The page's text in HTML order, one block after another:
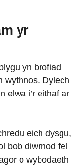
yr
yn brofiad
wythnos. Dylech
elwa i’r eithaf ar
eich dysgu,
bob diwrnod fel
o wybodaeth